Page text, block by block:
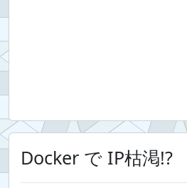
Docker で IP枯渇!?